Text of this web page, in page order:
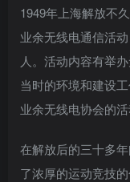
1949年上海解放不
业余无线电通信活
人。活动内容有举
当时的环境和建设
业余无线电协会的
在解放后的三十多
了浓厚的运动竞技